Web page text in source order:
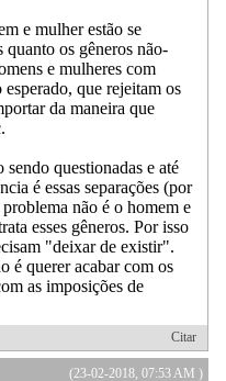
e mulher estão se
os gêneros não-
e mulheres com
que rejeitam os
da maneira que
sendo questionadas e até
é essas separações (por
não é o homem e
esses gêneros. Por isso
"deixar de existir".
é querer acabar com os
as imposições de
Citar
(23-02-2018, 07:53 AM )